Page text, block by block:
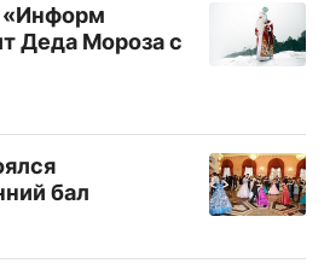
Деда Мороза с
бал